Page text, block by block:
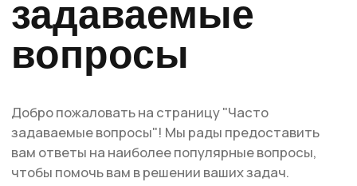
Добро пожаловать на страницу "Часто
задаваемые вопросы"! Мы рады предоставить
вам ответы на наиболее популярные вопросы,
чтобы помочь вам в решении ваших задач.